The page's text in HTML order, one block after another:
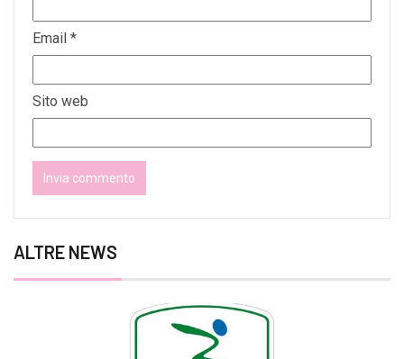
Email *
Sito web
ALTRE NEWS